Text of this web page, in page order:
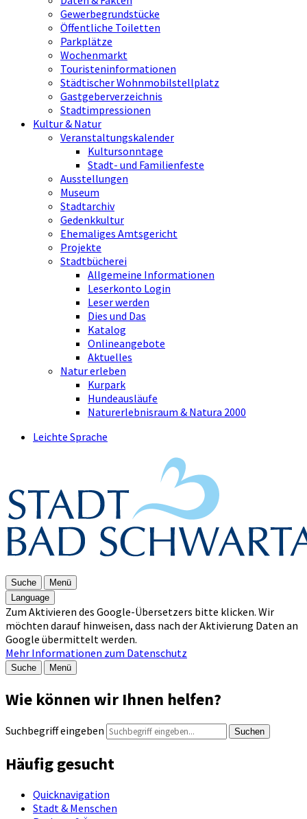
Gewerbegrundstücke
Öffentliche Toiletten
Parkplätze
Wochenmarkt
Touristeninformationen
Städtischer Wohnmobilstellplatz
Gastgeberverzeichnis
Stadtimpressionen
Kultur & Natur
Veranstaltungskalender
Kultursonntage
Stadt- und Familienfeste
Ausstellungen
Museum
Stadtarchiv
Gedenkkultur
Ehemaliges Amtsgericht
Projekte
Stadtbücherei
Allgemeine Informationen
Leserkonto Login
Leser werden
Dies und Das
Katalog
Onlineangebote
Aktuelles
Natur erleben
Kurpark
Hundeausläufe
Naturerlebnisraum & Natura 2000
Leichte Sprache
Suche
Menü
Language
Zum Aktivieren des Google-Übersetzers bitte klicken. Wir
möchten darauf hinweisen, dass nach der Aktivierung Daten an
Google übermittelt werden.
Mehr Informationen zum Datenschutz
Suche Menü
Wie können wir Ihnen helfen?
Suchbegriff eingeben Suchen
Häufig gesucht
Quicknavigation
Stadt & Menschen